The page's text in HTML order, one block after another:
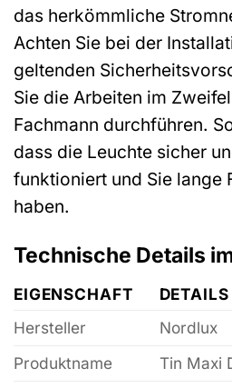
das herkömmliche
Achten Sie bei der
geltenden
Sie die Arbeiten im
Fachmann durchführen.
dass die Leuchte sicher
funktioniert und Sie lange
haben.
Technische Details
EIGENSCHAFT
DETAILS
Hersteller
Nordlux
Produktname
Tin Maxi